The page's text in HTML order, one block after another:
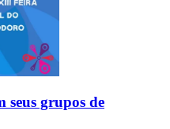
seus grupos de